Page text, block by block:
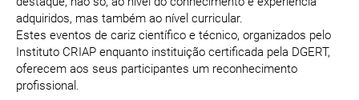
adquiridos, mas também ao nível curricular.
Estes eventos de cariz científico e técnico, organizados pelo
Instituto CRIAP enquanto instituição certificada pela DGERT,
oferecem aos seus participantes um reconhecimento
profissional.